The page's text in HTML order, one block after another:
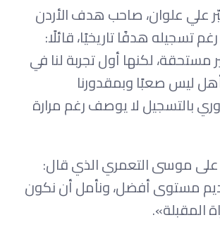
علي علوان، صاحب هدف الأردن
تسجيله هدفًا تاريخيًا، قائلًا:
لكنها أول تجربة لنا في
ليس صعبًا وبمقدورنا
بالتسجيل لا يوصف رغم مرارة
على موسى التعمري الذي قال:
مستوى أفضل، ونأمل أن نكون
المقبلة».